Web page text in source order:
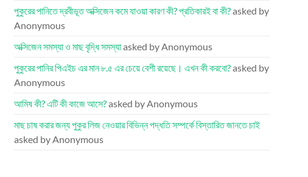
পুকুরের পানিতে দ্রবীভূত অক্সিজেন কমে যাওয়া কারণ কী? প্রতিকারই বা কী?asked by
Anonymous
অক্সিজেন সমস্যা ও মাছ বৃদ্ধি সমস্যাasked by Anonymous
পুকুরের পানির পিএইচ এর মান ৮.৫ এর চেয়ে বেশী রয়েছে। এখন কী করবো?asked by
Anonymous
আমিষ কী? এটি কী কাজে আসে?asked by Anonymous
মাছ চাষ করার জন্য পুকুর লিজ নেওয়ার বিভিন্ন পদ্ধতি সম্পর্কে বিস্তারিত জানতে চাই
asked by Anonymous